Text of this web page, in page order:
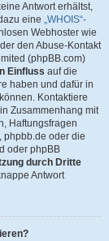
Antwort erhältst,
eine „WHOIS“-
Webhoster wie
den Abuse-Kontakt
(phpBB.com)
Einfluss auf die
haben und dafür in
Kontaktiere
Zusammenhang mit
Haftungsfragen
phpbb.de oder die
oder phpBB
durch Dritte
Antwort